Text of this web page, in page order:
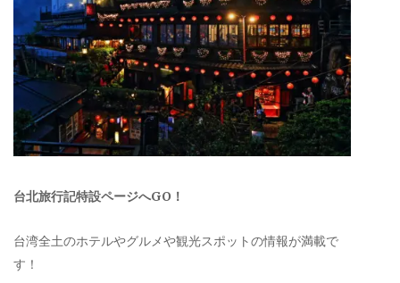
台北旅行記特設ページへGO！
台湾全土のホテルやグルメや観光スポットの情報が満載で
す！